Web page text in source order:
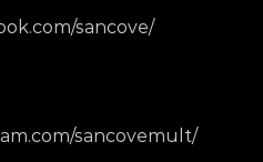
sancove/
sancovemult/